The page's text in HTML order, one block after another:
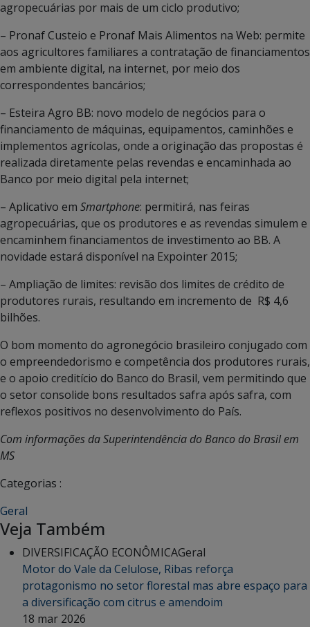
agropecuárias por mais de um ciclo produtivo;
– Pronaf Custeio e Pronaf Mais Alimentos na Web: permite
aos agricultores familiares a contratação de financiamentos
em ambiente digital, na internet, por meio dos
correspondentes bancários;
– Esteira Agro BB: novo modelo de negócios para o
financiamento de máquinas, equipamentos, caminhões e
implementos agrícolas, onde a originação das propostas é
realizada diretamente pelas revendas e encaminhada ao
Banco por meio digital pela internet;
– Aplicativo em Smartphone: permitirá, nas feiras
agropecuárias, que os produtores e as revendas simulem e
encaminhem financiamentos de investimento ao BB. A
novidade estará disponível na Expointer 2015;
– Ampliação de limites: revisão dos limites de crédito de
produtores rurais, resultando em incremento de R$ 4,6
bilhões.
O bom momento do agronegócio brasileiro conjugado com
o empreendedorismo e competência dos produtores rurais,
e o apoio creditício do Banco do Brasil, vem permitindo que
o setor consolide bons resultados safra após safra, com
reflexos positivos no desenvolvimento do País.
Com informações da Superintendência do Banco do Brasil em
MS
Categorias :
Geral
Veja Também
DIVERSIFICAÇÃO ECONÔMICAGeral
Motor do Vale da Celulose, Ribas reforça
protagonismo no setor florestal mas abre espaço para
a diversificação com citrus e amendoim
18 mar 2026